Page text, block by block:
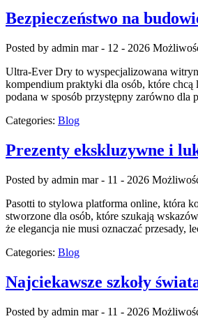
Bezpieczeństwo na
Posted by admin mar - 12 - 2026
Ultra-Ever Dry to wyspecjalizowana
kompendium praktyki dla osób, które
podana w sposób przystępny zarówno
Categories: Blog
Prezenty ekskluzywne i
Posted by admin mar - 11 - 2026
Pasotti to stylowa platforma online, która
stworzone dla osób, które szukają
że elegancja nie musi oznaczać
Categories: Blog
Najciekawsze szkoły
Posted by admin mar - 11 - 2026